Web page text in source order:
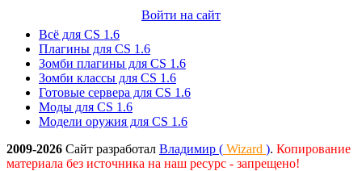
Войти на сайт
Всё для CS 1.6
Плагины для CS 1.6
Зомби плагины для CS 1.6
Зомби классы для CS 1.6
Готовые сервера для CS 1.6
Моды для CS 1.6
Модели оружия для CS 1.6
2009-2026 Сайт разработал Владимир ( Wizard ). Копирование
материала без источника на наш ресурс - запрещено!